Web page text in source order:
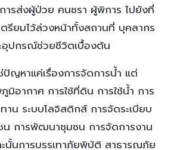
ารส่งผู้ป่วย คนชรา ผู้พิการ ไปยังที่
รียมไว้ล่วงหน้าทั้งสถานที่ บุคลากร
อุปกรณ์ช่วยชีวิตเบื้องต้น
ปัญหาแค่เรื่องการจัดการน้ำ แต่
มิอากาศ การใช้ที่ดิน การใช้น้ำ การ
าน ระบบโลจิสติกส์ การจัดระเบียบ
น การพัฒนาชุมชน การจัดการงาน
นั้นการบรรเทาภัยพิบัติ สาธารณภัย